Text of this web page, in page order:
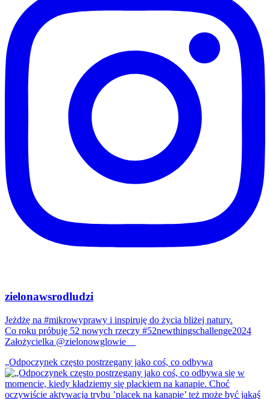
zielonawsrodludzi
Jeżdżę na #mikrowyprawy i inspiruję do życia bliżej natury.
Co roku próbuję 52 nowych rzeczy #52newthingschallenge2024
Założycielka @zielonowglowie__
„Odpoczynek często postrzegany jako coś, co odbywa